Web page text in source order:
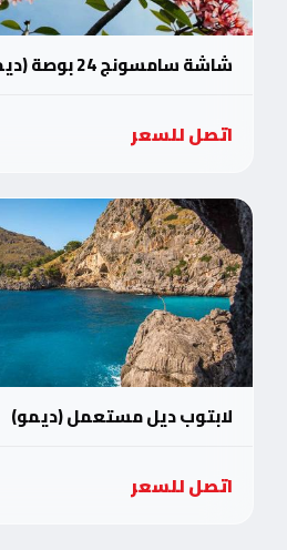
شاشة سامسونج 24 بوصة (ديمو)
اتصل للسعر
لابتوب ديل مستعمل (ديمو)
اتصل للسعر